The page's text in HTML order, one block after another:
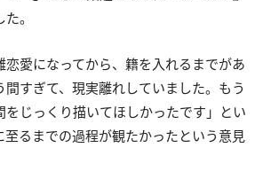
。
恋愛になってから、籍を入れるまでがあ
間すぎて、現実離れしていました。もう
をじっくり描いてほしかったです」とい
至るまでの過程が観たかったという意見